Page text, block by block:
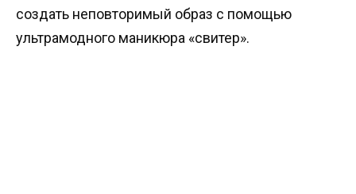
создать неповторимый образ с помощью
ультрамодного маникюра «свитер».